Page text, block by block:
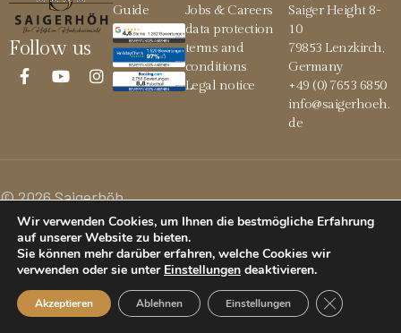
Follow us
Guide
Jobs & Careers
data protection
terms and
conditions
Legal notice
Saiger Height 8-
10
79853 Lenzkirch,
Germany
+49 (0) 7653 6850
info@saigerhoeh.
de
© 2026 Saigerhöh
Wir verwenden Cookies, um Ihnen die bestmögliche Erfahrung
auf unserer Website zu bieten.
Sie können mehr darüber erfahren, welche Cookies wir
verwenden oder sie unter Einstellungen deaktivieren.
Akzeptieren Ablehnen Einstellungen GDPR